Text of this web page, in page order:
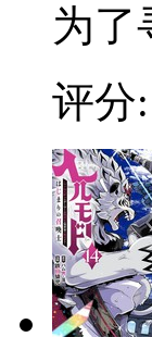
为了
评分: